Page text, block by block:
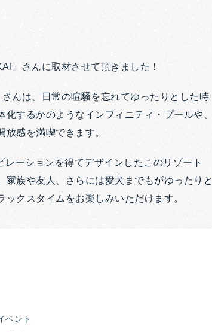
」さんに取材させて頂きました！
んは、日常の喧騒を忘れてゆったりとした時
するかのようなインフィニティ・プールや、
感を満喫できます。
ーションを得てデザインしたこのリゾート
族や友人、さらには愛犬までもがゆったりと
クスタイムをお楽しみいただけます。
ベント